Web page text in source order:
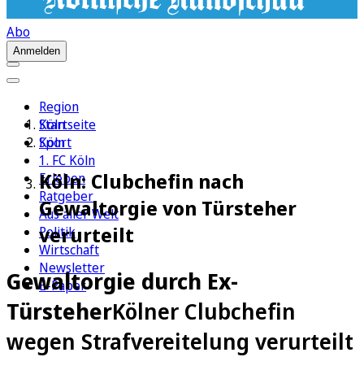
Abo
Anmelden
Region
Köln
Sport
1. FC Köln
Erleben
Ratgeber
Aus aller Welt
Politik
Wirtschaft
Newsletter
E-Paper
Startseite
Köln
Köln: Clubchefin nach
Gewaltorgie von Türsteher
verurteilt
Gewaltorgie durch Ex-
TürsteherKölner Clubchefin
wegen Strafvereitelung verurteilt